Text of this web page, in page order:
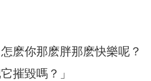
麽你那麽胖那麽快樂呢？
摧毀嗎？」